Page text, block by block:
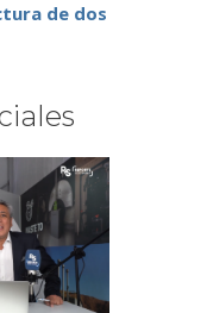
de dos